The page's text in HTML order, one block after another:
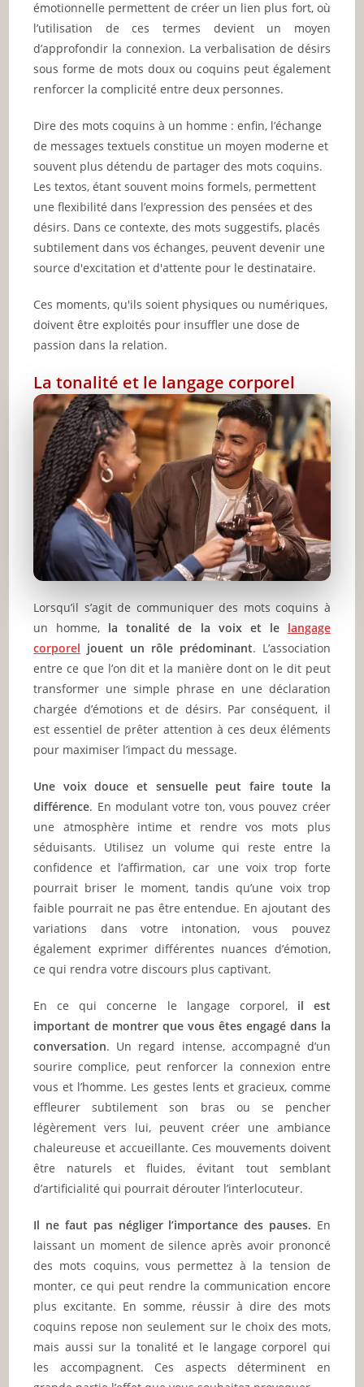
émotionnelle permettent de créer un lien plus fort, où
l’utilisation de ces termes devient un moyen
d’approfondir la connexion. La verbalisation de désirs
sous forme de mots doux ou coquins peut également
renforcer la complicité entre deux personnes.
Dire des mots coquins à un homme : enfin, l’échange
de messages textuels constitue un moyen moderne et
souvent plus détendu de partager des mots coquins.
Les textos, étant souvent moins formels, permettent
une flexibilité dans l’expression des pensées et des
désirs. Dans ce contexte, des mots suggestifs, placés
subtilement dans vos échanges, peuvent devenir une
source d'excitation et d'attente pour le destinataire.
Ces moments, qu'ils soient physiques ou numériques,
doivent être exploités pour insuffler une dose de
passion dans la relation.
La tonalité et le langage corporel
Lorsqu’il s’agit de communiquer des mots coquins à
un homme, la tonalité de la voix et le langage
corporel jouent un rôle prédominant. L’association
entre ce que l’on dit et la manière dont on le dit peut
transformer une simple phrase en une déclaration
chargée d’émotions et de désirs. Par conséquent, il
est essentiel de prêter attention à ces deux éléments
pour maximiser l’impact du message.
Une voix douce et sensuelle peut faire toute la
différence. En modulant votre ton, vous pouvez créer
une atmosphère intime et rendre vos mots plus
séduisants. Utilisez un volume qui reste entre la
confidence et l’affirmation, car une voix trop forte
pourrait briser le moment, tandis qu’une voix trop
faible pourrait ne pas être entendue. En ajoutant des
variations dans votre intonation, vous pouvez
également exprimer différentes nuances d’émotion,
ce qui rendra votre discours plus captivant.
En ce qui concerne le langage corporel, il est
important de montrer que vous êtes engagé dans la
conversation. Un regard intense, accompagné d’un
sourire complice, peut renforcer la connexion entre
vous et l’homme. Les gestes lents et gracieux, comme
effleurer subtilement son bras ou se pencher
légèrement vers lui, peuvent créer une ambiance
chaleureuse et accueillante. Ces mouvements doivent
être naturels et fluides, évitant tout semblant
d’artificialité qui pourrait dérouter l’interlocuteur.
Il ne faut pas négliger l’importance des pauses. En
laissant un moment de silence après avoir prononcé
des mots coquins, vous permettez à la tension de
monter, ce qui peut rendre la communication encore
plus excitante. En somme, réussir à dire des mots
coquins repose non seulement sur le choix des mots,
mais aussi sur la tonalité et le langage corporel qui
les accompagnent. Ces aspects déterminent en